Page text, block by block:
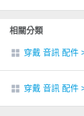
相關分類
穿戴 音訊 配件
穿戴 音訊 配件